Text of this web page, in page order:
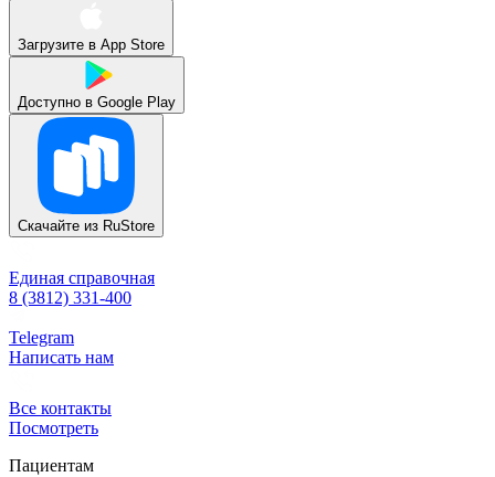
Загрузите в App Store
Доступно в Google Play
Скачайте из RuStore
Единая справочная
8 (3812) 331-400
Telegram
Написать нам
Все контакты
Посмотреть
Пациентам